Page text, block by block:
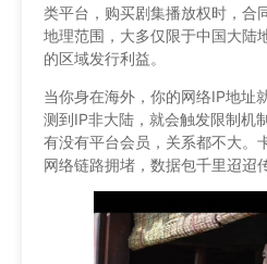
类平台，购买剧集播放权时，合
地理范围，大多仅限于中国大陆
的区域发行利益。
当你身在海外，你的网络IP地址
测到IP非大陆，就会触发限制机
有没有平台会员，关系都不大。
网络链路拥堵，数据包千里迢迢